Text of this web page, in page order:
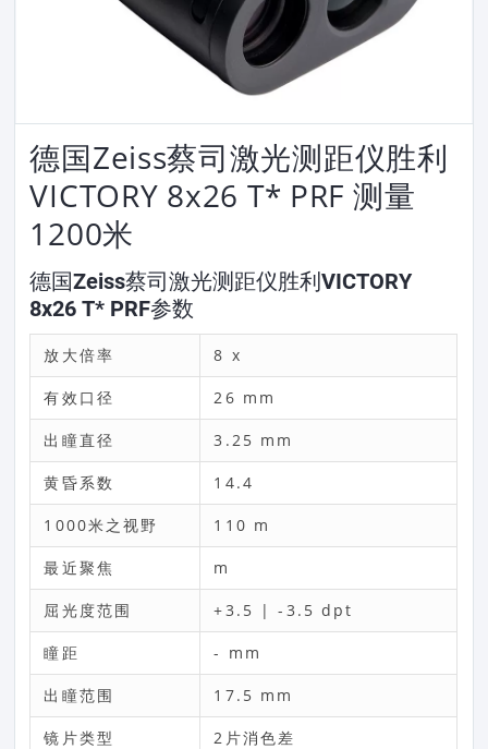
德国Zeiss蔡司激光测距仪胜利
VICTORY 8x26 T* PRF 测量
1200米
德国Zeiss蔡司激光测距仪胜利VICTORY
8x26 T* PRF参数
放大倍率 8 x
有效口径 26 mm
出瞳直径 3.25 mm
黄昏系数 14.4
1000米之视野 110 m
最近聚焦 m
屈光度范围 +3.5 | -3.5 dpt
瞳距 - mm
出瞳范围 17.5 mm
镜片类型 2片消色差